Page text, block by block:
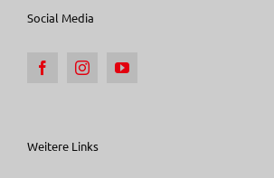
Social Media
Weitere Links